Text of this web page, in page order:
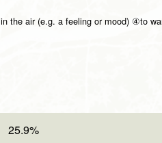
the air (e.g. a feeling or mood) ④to
25.9%